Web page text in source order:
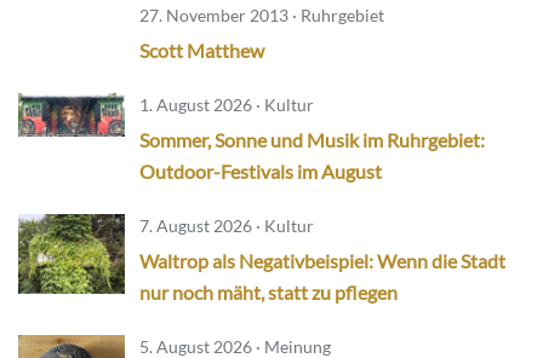
27. November 2013 · Ruhrgebiet
Scott Matthew
1. August 2026 · Kultur
Sommer, Sonne und Musik im Ruhrgebiet:
Outdoor-Festivals im August
7. August 2026 · Kultur
Waltrop als Negativbeispiel: Wenn die Stadt
nur noch mäht, statt zu pflegen
5. August 2026 · Meinung